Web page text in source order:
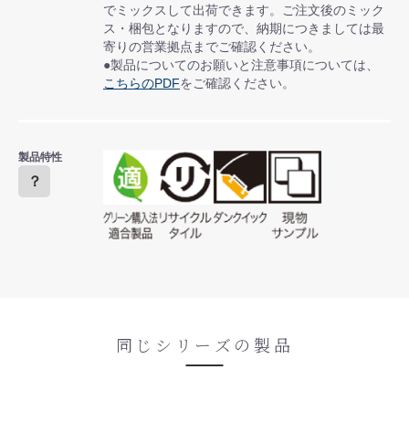
でミックスして出荷できます。ご注文後のミック
ス・梱包となりますので、納期につきましては最
寄りの営業拠点までご確認ください。
●製品についてのお願いと注意事項については、
こちらのPDFをご確認ください。
製品特性
？
同じシリーズの製品